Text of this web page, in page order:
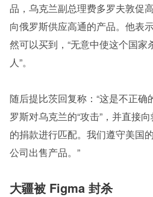
品，乌克兰副总理费多罗夫敦促
向俄罗斯供应高通的产品。他表
然可以买到，“无意中使这个国
人”。
随后提比茨回复称：“这是不正
罗斯对乌克兰的“攻击”，并直接
的捐款进行匹配。我们遵守美国
公司出售产品。”
大疆被 Figma 封杀